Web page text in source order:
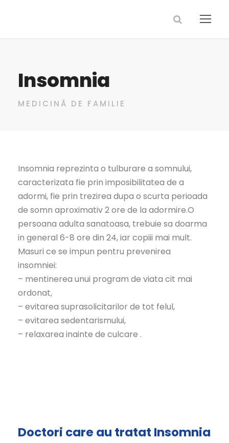
Insomnia
MEDICINĂ DE FAMILIE
Insomnia reprezinta o tulburare a somnului,
caracterizata fie prin imposibilitatea de a
adormi, fie prin trezirea dupa o scurta perioada
de somn aproximativ 2 ore de la adormire.O
persoana adulta sanatoasa, trebuie sa doarma
in general 6-8 ore din 24, iar copiii mai mult.
Masuri ce se impun pentru prevenirea
insomniei:
– mentinerea unui program de viata cit mai
ordonat,
– evitarea suprasolicitarilor de tot felul,
– evitarea sedentarismului,
– relaxarea inainte de culcare .
Doctori care au tratat Insomnia